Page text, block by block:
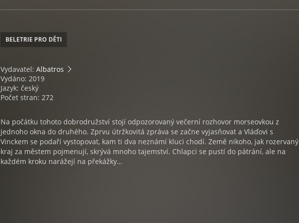
BELETRIE PRO DĚTI
Vydavatel: Albatros
Vydáno: 2019
Jazyk: český
Počet stran: 272
Na počátku tohoto dobrodružství stojí odpozorovaný večerní rozhovor morseovkou z
jednoho okna do druhého. Zprvu útržkovitá zpráva se začne vyjasňovat a Vláďovi s
Vinckem se podaří vystopovat, kam ti dva neznámí kluci chodí. Země nikoho, jak rozervaný
kraj za městem pojmenují, skrývá mnoho tajemství. Chlapci se pustí do pátrání, ale na
každém kroku narážejí na překážky…